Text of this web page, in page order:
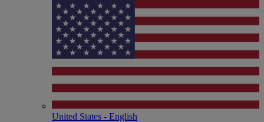
United States - English